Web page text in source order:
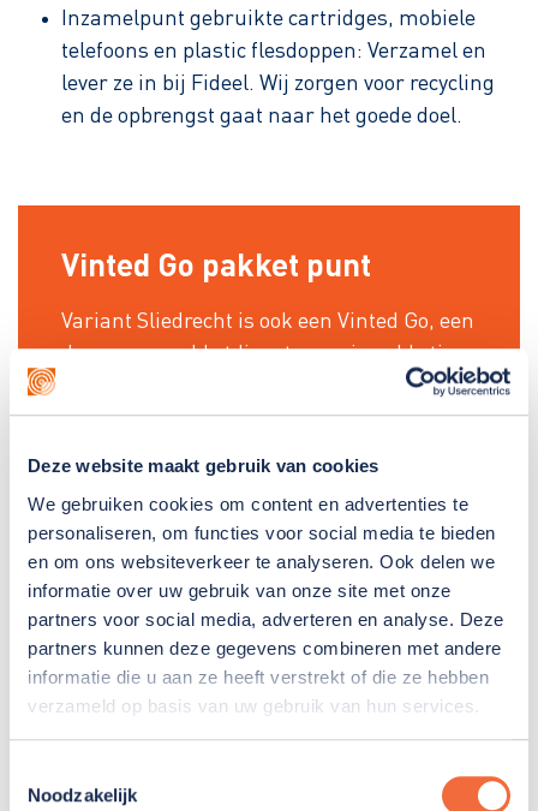
Deze website maakt gebruik van cookies
We gebruiken cookies om content en advertenties te
personaliseren, om functies voor social media te bieden
en om ons websiteverkeer te analyseren. Ook delen we
informatie over uw gebruik van onze site met onze
partners voor social media, adverteren en analyse. Deze
partners kunnen deze gegevens combineren met andere
informatie die u aan ze heeft verstrekt of die ze hebben
verzameld op basis van uw gebruik van hun services.
Noodzakelijk
Inzamelpunt gebruikte cartridges, mobiele
telefoons en plastic flesdoppen: Verzamel en
lever ze in bij Fideel. Wij zorgen voor recycling
en de opbrengst gaat naar het goede doel.
Vinted Go pakket punt
Variant Sliedrecht is ook een Vinted Go, een
duurzame pakketdienst waar je pakketjes
wegbrengen. Hiervoor kun je ook
Begeleiding
Bij de activiteiten krijg je ondersteuning van het
team van begeleiders. Samen met jou bekijken we
welke werkzaamheden het beste bij je passen. We
aan beleeft. En waarbij je je kan ontwikkelen. Ook